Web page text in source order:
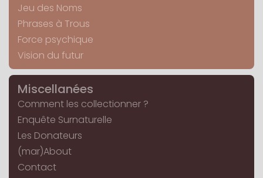
Jeu des Noms
Phrases à Trous
Force psychique
Vision du futur
Miscellanées
Comment les collectionner ?
Enquête Surnaturelle
Les Donateurs
(mar)About
Contact